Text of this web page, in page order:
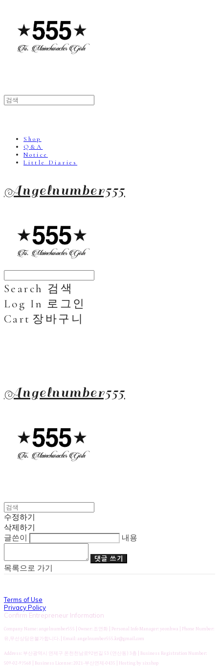
Shop
Q&A
Notice
Little Diaries
Angelnumber555
Search 검색
Log In 로그인
Cart 장바구니
Angelnumber555
수정하기
삭제하기
글쓴이
내용
댓글 쓰기
목록으로 가기
Terms of Use
Privacy Policy
Confirm Entrepreneur Information
Company Name: angelnumber555 | Owner: 조연화 | Personal Info Manager: yeonhwa | Phone Number:
유,무선상담은불가합니다. | Email: angelnumber555.kr@gmail.com
Address: 부산광역시 연제구 온천천남로92번길 53 (연산동) 3층 | Business Registration Number:
509-02-97568 | Business License:2021-부산연제-0435 | Hosting by sixshop